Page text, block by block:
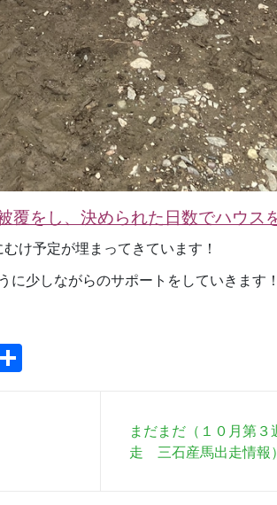
覆をし、決められた日数でハウス
むけ予定が埋まってきています！
に少しながらのサポートをしていきます！
まだまだ（１０月第
走 三石産馬出走情報）